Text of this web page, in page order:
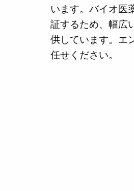
います。バイオ医
証するため、幅広
供しています。エ
任せください。